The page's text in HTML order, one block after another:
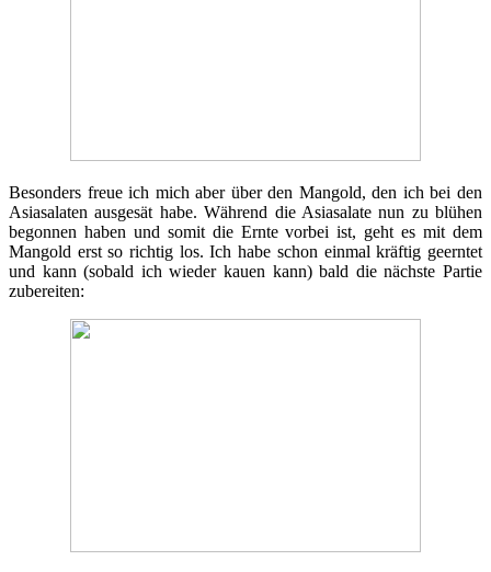
Besonders freue ich mich aber über den Mangold, den ich bei den
Asiasalaten ausgesät habe. Während die Asiasalate nun zu blühen
begonnen haben und somit die Ernte vorbei ist, geht es mit dem
Mangold erst so richtig los. Ich habe schon einmal kräftig geerntet
und kann (sobald ich wieder kauen kann) bald die nächste Partie
zubereiten: